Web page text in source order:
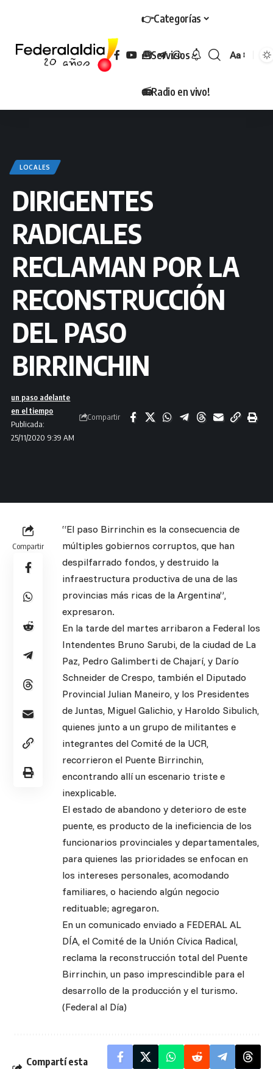
👉Categorías
🧰Servicios
📻Radio en vivo!
Tamaño
Aa
LOCALES
DIRIGENTES
RADICALES
RECLAMAN POR LA
RECONSTRUCCIÓN
DEL PASO
BIRRINCHIN
Publicada:
25/11/2020 9:39 AM
un paso adelante
en el tiempo
Compartir
Compartir
“El paso Birrinchin es la consecuencia de
múltiples gobiernos corruptos, que han
despilfarrado fondos, y destruido la
infraestructura productiva de una de las
provincias más ricas de la Argentina”,
expresaron.
En la tarde del martes arribaron a Federal los
Intendentes Bruno Sarubi, de la ciudad de La
Paz, Pedro Galimberti de Chajarí, y Darío
Schneider de Crespo, también el Diputado
Provincial Julian Maneiro, y los Presidentes
de Juntas, Miguel Galichio, y Haroldo Sibulich,
quienes junto a un grupo de militantes e
integrantes del Comité de la UCR,
recorrieron el Puente Birrinchin,
encontrando allí un escenario triste e
inexplicable.
El estado de abandono y deterioro de este
puente, es producto de la ineficiencia de los
funcionarios provinciales y departamentales,
para quienes las prioridades se enfocan en
los intereses personales, acomodando
familiares, o haciendo algún negocio
redituable; agregaron.
En un comunicado enviado a FEDERAL AL
DÍA, el Comité de la Unión Cívica Radical,
reclama la reconstrucción total del Puente
Birrinchin, un paso imprescindible para el
desarrollo de la producción y el turismo.
(Federal al Día)
Compartí esta